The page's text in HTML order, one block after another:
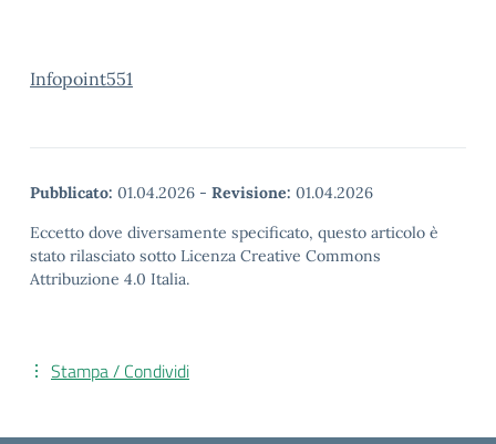
Infopoint551
Pubblicato: 01.04.2026 - Revisione: 01.04.2026
Eccetto dove diversamente specificato, questo articolo è
stato rilasciato sotto Licenza Creative Commons
Attribuzione 4.0 Italia.
Stampa / Condividi